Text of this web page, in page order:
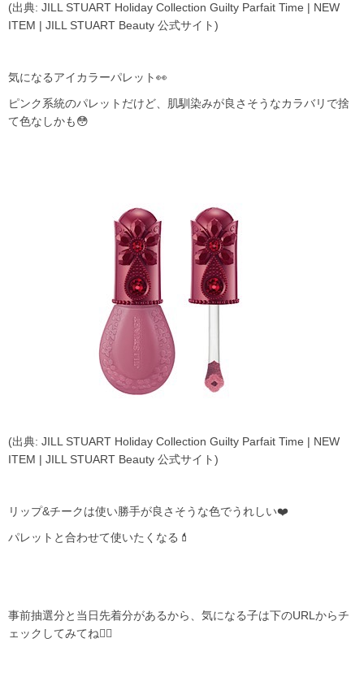
(出典: JILL STUART Holiday Collection Guilty Parfait Time | NEW
ITEM | JILL STUART Beauty 公式サイト)
気になるアイカラーパレット👀
ピンク系統のパレットだけど、肌馴染みが良さそうなカラバリで捨
て色なしかも😳
(出典: JILL STUART Holiday Collection Guilty Parfait Time | NEW
ITEM | JILL STUART Beauty 公式サイト)
リップ&チークは使い勝手が良さそうな色でうれしい❤️
パレットと合わせて使いたくなる💄
事前抽選分と当日先着分があるから、気になる子は下のURLからチ
ェックしてみてね👌🏻